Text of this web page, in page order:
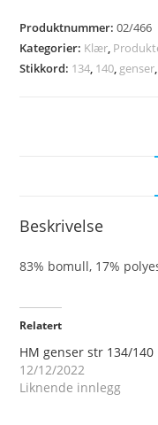
134/140
antall
Produktnummer:02/466
Kategorier: Klær,
Stikkord: 134, 140, genser,
Beskrivelse
83% bomull, 17%
Relatert
HM genser str 134/140
12/12/2022
Liknende innlegg